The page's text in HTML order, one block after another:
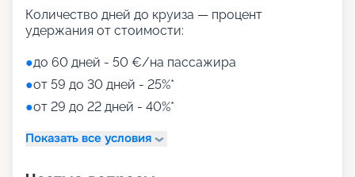
для детей)
Aquapark (с открытыми игровыми
водными пушками, 3 водными горками с
эффектами виртуальной реальности)
мини-гольф и теннис
7 бассейнов
детский внутренний комплекс,
Количество дней до круиза — процент
удержания от стоимости:
●до 60 дней - 50 €/на пассажира
●от 59 до 30 дней - 25%*
●от 29 до 22 дней - 40%*
Показать все условия